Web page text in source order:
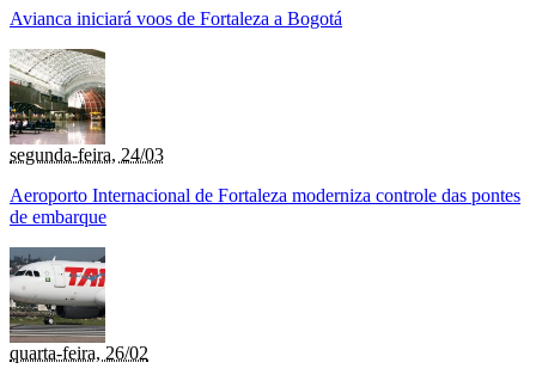
Avianca iniciará voos de Fortaleza a Bogotá
segunda-feira, 24/03
Aeroporto Internacional de Fortaleza moderniza controle das pontes
de embarque
quarta-feira, 26/02